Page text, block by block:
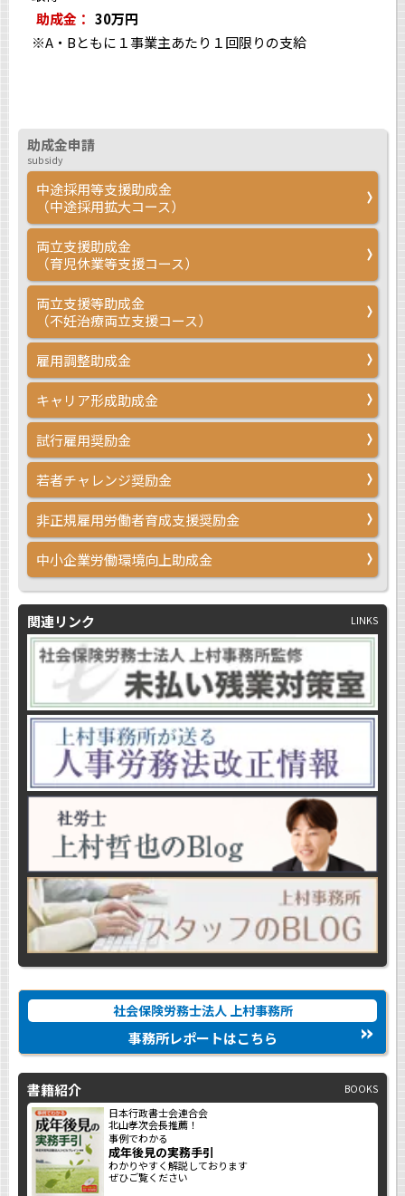
助成金： 30万円
※A・Bともに１事業主あたり１回限りの支給
助成金申請
subsidy
中途採用等支援助成金
（中途採用拡大コース）
両立支援助成金
（育児休業等支援コース）
両立支援等助成金
（不妊治療両立支援コース）
雇用調整助成金
キャリア形成助成金
試行雇用奨励金
若者チャレンジ奨励金
非正規雇用労働者育成支援奨励金
中小企業労働環境向上助成金
関連リンク LINKS
社会保険労務士法人 上村事務所
事務所レポートはこちら
書籍紹介 BOOKS
日本行政書士会連合会
北山孝次会長推薦！
事例でわかる
成年後見の実務手引
わかりやすく解説しております
ぜひご覧ください